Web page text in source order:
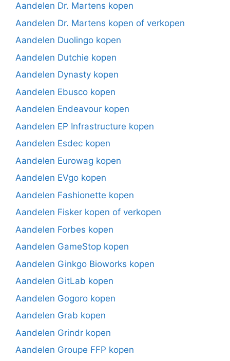
Aandelen Dr. Martens kopen
Aandelen Dr. Martens kopen of verkopen
Aandelen Duolingo kopen
Aandelen Dutchie kopen
Aandelen Dynasty kopen
Aandelen Ebusco kopen
Aandelen Endeavour kopen
Aandelen EP Infrastructure kopen
Aandelen Esdec kopen
Aandelen Eurowag kopen
Aandelen EVgo kopen
Aandelen Fashionette kopen
Aandelen Fisker kopen of verkopen
Aandelen Forbes kopen
Aandelen GameStop kopen
Aandelen Ginkgo Bioworks kopen
Aandelen GitLab kopen
Aandelen Gogoro kopen
Aandelen Grab kopen
Aandelen Grindr kopen
Aandelen Groupe FFP kopen